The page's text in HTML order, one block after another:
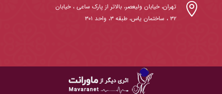

تهران، خیابان ولیعصر، بالاتر از پارک ساعی ، خیابان
۳۲ ، ساختمان یاس، طبقه ۳، واحد ۳۰۱